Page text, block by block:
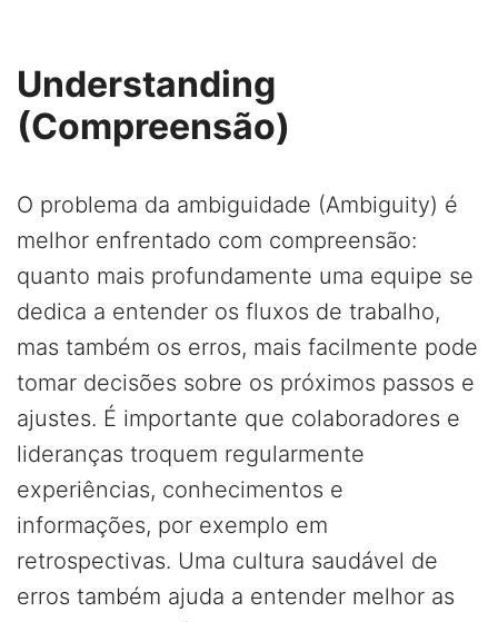
Understanding
(Compreensão)
O problema da ambiguidade (Ambiguity) é
melhor enfrentado com compreensão:
quanto mais profundamente uma equipe se
dedica a entender os fluxos de trabalho,
mas também os erros, mais facilmente pode
tomar decisões sobre os próximos passos e
ajustes. É importante que colaboradores e
lideranças troquem regularmente
experiências, conhecimentos e
informações, por exemplo em
retrospectivas. Uma cultura saudável de
erros também ajuda a entender melhor as